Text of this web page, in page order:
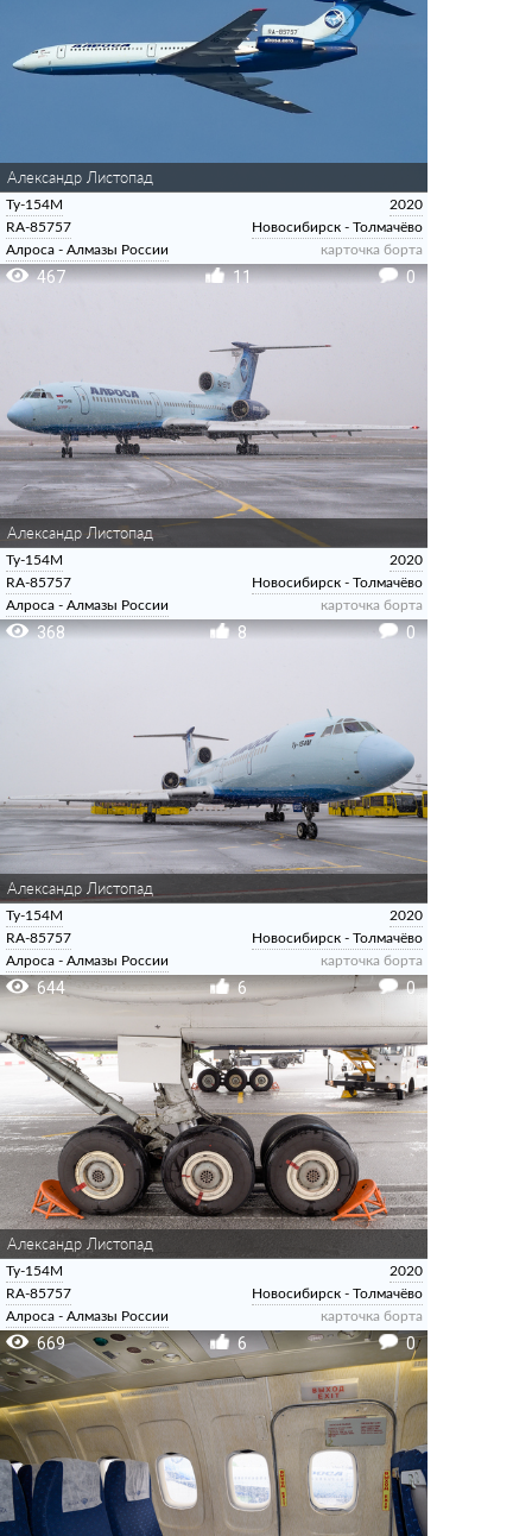
Александр Листопад
Ту-154М
RA-85757
Алроса - Алмазы России
2020
Новосибирск - Толмачёво
карточка борта
467 11 0
Александр Листопад
Ту-154М
RA-85757
Алроса - Алмазы России
2020
Новосибирск - Толмачёво
карточка борта
368 8 0
Александр Листопад
Ту-154М
RA-85757
Алроса - Алмазы России
2020
Новосибирск - Толмачёво
карточка борта
644 6 0
Александр Листопад
Ту-154М
RA-85757
Алроса - Алмазы России
2020
Новосибирск - Толмачёво
карточка борта
669 6 0